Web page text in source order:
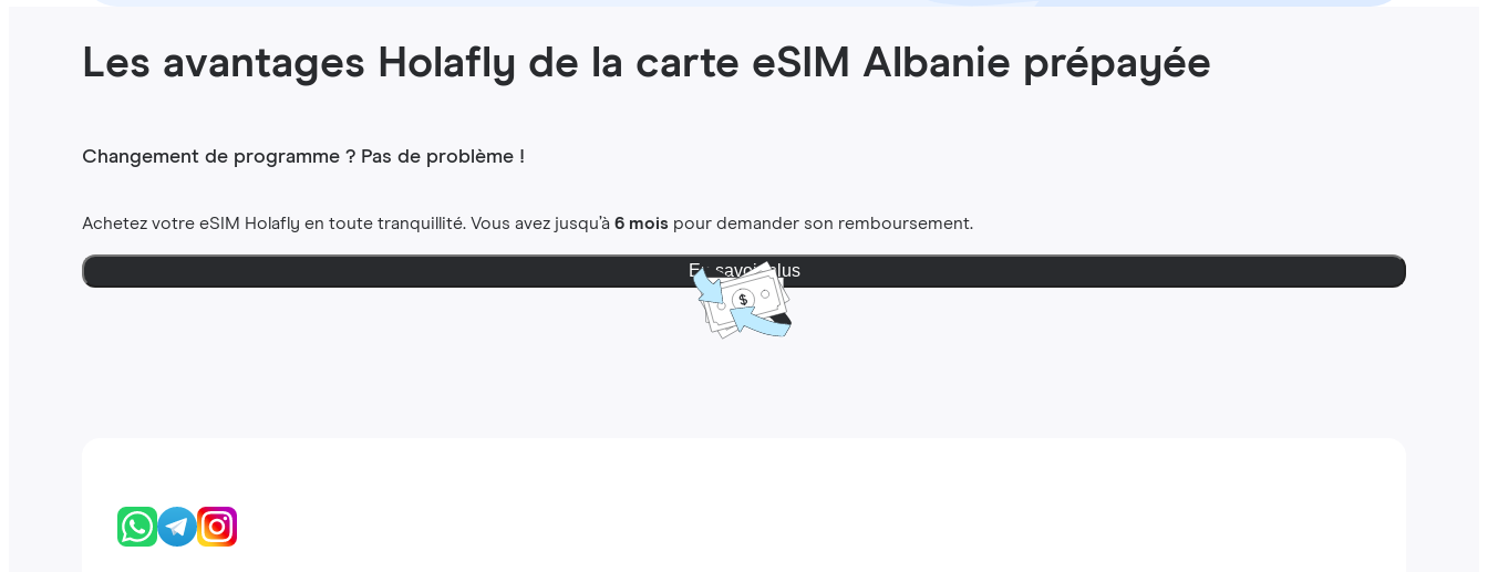
Les avantages Holafly de la carte eSIM Albanie prépayée
Changement de programme ? Pas de problème !
Achetez votre eSIM Holafly en toute tranquillité. Vous avez jusqu’à6 mois pour demander son remboursement.
En savoir plus